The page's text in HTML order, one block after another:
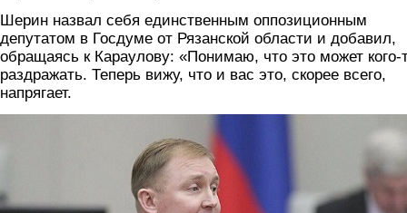
Шерин назвал себя единственным оппозиционным
депутатом в Госдуме от Рязанской области и добавил,
обращаясь к Караулову: «Понимаю, что это может кого-
раздражать. Теперь вижу, что и вас это, скорее всего,
напрягает.